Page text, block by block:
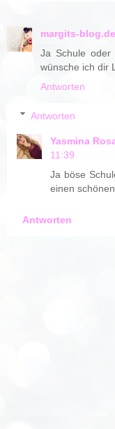
margits-blog.de
Ja Schule oder
wünsche ich dir
Antworten
Antworten
Yasmina
11:39
Ja böse
einen
Antworten